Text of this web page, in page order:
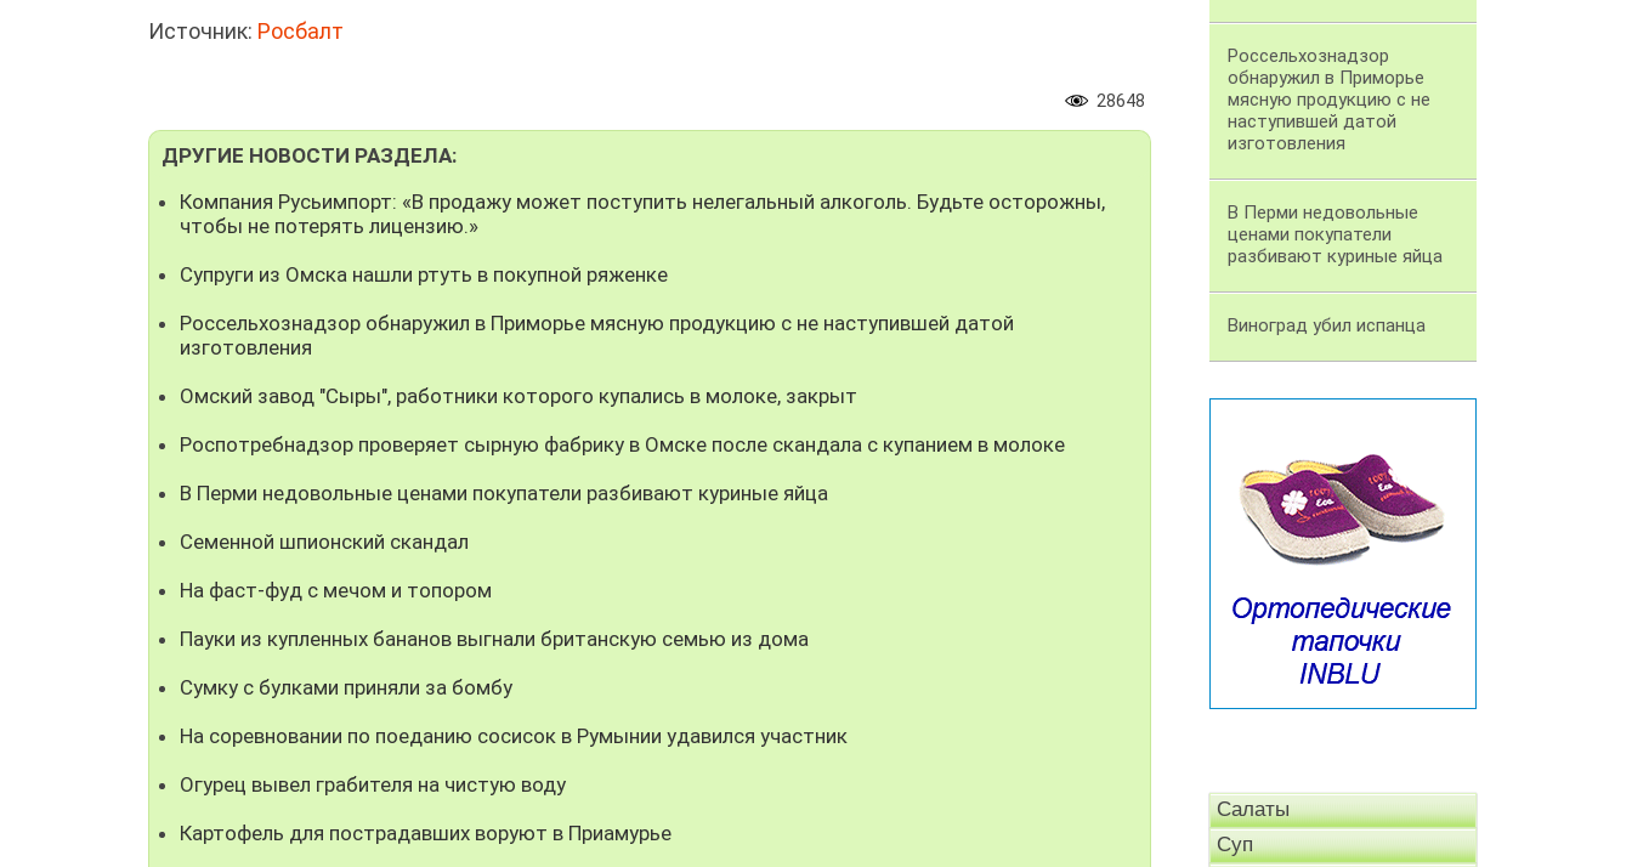
Источник: Росбалт
28648
ДРУГИЕ НОВОСТИ РАЗДЕЛА:
Компания Русьимпорт: «В продажу может поступить нелегальный алкоголь. Будьте осторожны,
чтобы не потерять лицензию.»
Супруги из Омска нашли ртуть в покупной ряженке
Россельхознадзор обнаружил в Приморье мясную продукцию с не наступившей датой
изготовления
Омский завод "Сыры", работники которого купались в молоке, закрыт
Роспотребнадзор проверяет сырную фабрику в Омске после скандала с купанием в молоке
В Перми недовольные ценами покупатели разбивают куриные яйца
Семенной шпионский скандал
На фаст-фуд с мечом и топором
Пауки из купленных бананов выгнали британскую семью из дома
Сумку с булками приняли за бомбу
На соревновании по поеданию сосисок в Румынии удавился участник
Огурец вывел грабителя на чистую воду
Картофель для пострадавших воруют в Приамурье
Россельхознадзор
обнаружил в Приморье
мясную продукцию с не
наступившей датой
изготовления
В Перми недовольные
ценами покупатели
разбивают куриные яйца
Виноград убил испанца
Салаты
Суп